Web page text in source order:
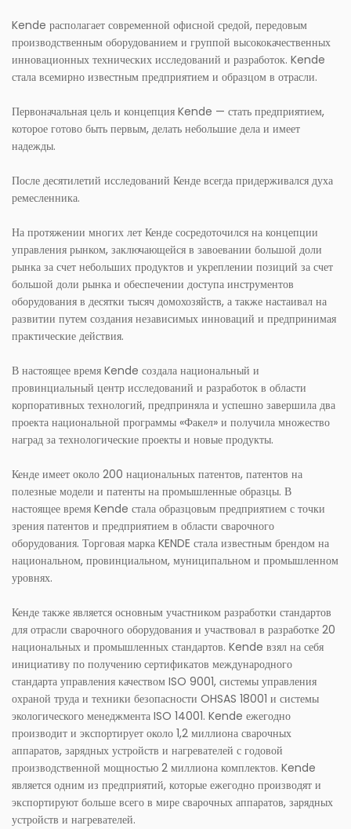
Kende располагает современной офисной средой, передовым
производственным оборудованием и группой высококачественных
инновационных технических исследований и разработок. Kende
стала всемирно известным предприятием и образцом в отрасли.
Первоначальная цель и концепция Kende — стать предприятием,
которое готово быть первым, делать небольшие дела и имеет
надежды.
После десятилетий исследований Кенде всегда придерживался духа
ремесленника.
На протяжении многих лет Кенде сосредоточился на концепции
управления рынком, заключающейся в завоевании большой доли
рынка за счет небольших продуктов и укреплении позиций за счет
большой доли рынка и обеспечении доступа инструментов
оборудования в десятки тысяч домохозяйств, а также настаивал на
развитии путем создания независимых инноваций и предпринимая
практические действия.
В настоящее время Kende создала национальный и
провинциальный центр исследований и разработок в области
корпоративных технологий, предприняла и успешно завершила два
проекта национальной программы «Факел» и получила множество
наград за технологические проекты и новые продукты.
Кенде имеет около 200 национальных патентов, патентов на
полезные модели и патенты на промышленные образцы. В
настоящее время Kende стала образцовым предприятием с точки
зрения патентов и предприятием в области сварочного
оборудования. Торговая марка KENDE стала известным брендом на
национальном, провинциальном, муниципальном и промышленном
уровнях.
Кенде также является основным участником разработки стандартов
для отрасли сварочного оборудования и участвовал в разработке 20
национальных и промышленных стандартов. Kende взял на себя
инициативу по получению сертификатов международного
стандарта управления качеством ISO 9001, системы управления
охраной труда и техники безопасности OHSAS 18001 и системы
экологического менеджмента ISO 14001. Kende ежегодно
производит и экспортирует около 1,2 миллиона сварочных
аппаратов, зарядных устройств и нагревателей с годовой
производственной мощностью 2 миллиона комплектов. Kende
является одним из предприятий, которые ежегодно производят и
экспортируют больше всего в мире сварочных аппаратов, зарядных
устройств и нагревателей.